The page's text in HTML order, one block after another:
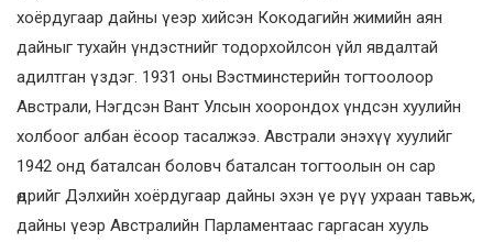
хоёрдугаар дайны үеэр хийсэн Кокодагийн жимийн аян
дайныг тухайн үндэстнийг тодорхойлсон үйл явдалтай
адилтган үздэг. 1931 оны Вэстминстерийн тогтоолоор
Австрали, Нэгдсэн Вант Улсын хоорондох үндсэн хуулийн
холбоог албан ёсоор тасалжээ. Австрали энэхүү хуулийг
1942 онд баталсан боловч баталсан тогтоолын он сар
өдрийг Дэлхийн хоёрдугаар дайны эхэн үе рүү ухраан тавьж,
дайны үеэр Австралийн Парламентаас гаргасан хууль